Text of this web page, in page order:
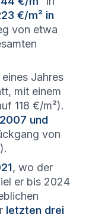
€/m² in
von etwa
Jahres
mit einem
118 €/m²).
2007 und
von
, wo der
er bis 2024
letzten drei